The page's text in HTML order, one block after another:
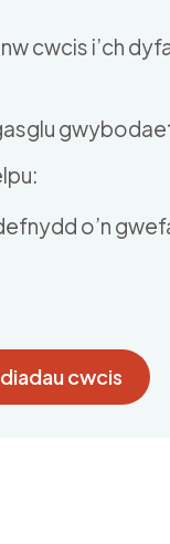
cwcis i’ch
o’n
cwcis